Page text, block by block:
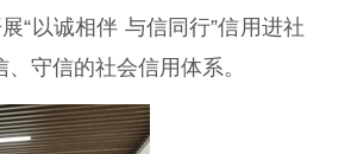
“以诚相伴 与信同行”信用进社
守信的社会信用体系。